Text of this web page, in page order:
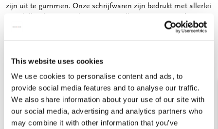
This website uses cookies
We use cookies to personalise content and ads, to
provide social media features and to analyse our traffic.
We also share information about your use of our site with
our social media, advertising and analytics partners who
may combine it with other information that you’ve
zijn uit te gummen. Onze schrijfwaren zijn bedrukt met allerlei
verschillende soorten kunst. Mooie illustraties van onder
andere
Rijksmuseum. De
zijn enkel verkrijgbaar, maar ook per drie!
Schrijfwaren bestellen
Wil jij beginnen met schetsen, makkelijk fouten kunnen
maken in je wiskunde schrift of gewoon tekenen? De
schrijfwaren van Bekking & Blitz kan je gemakkelijk gebruiken